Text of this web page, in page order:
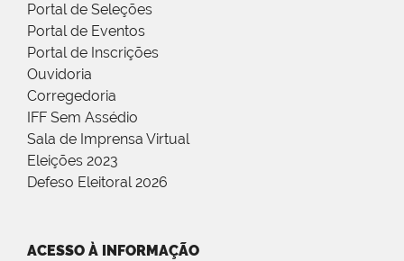
Portal de Seleções
Portal de Eventos
Portal de Inscrições
Ouvidoria
Corregedoria
IFF Sem Assédio
Sala de Imprensa Virtual
Eleições 2023
Defeso Eleitoral 2026
ACESSO À INFORMAÇÃO